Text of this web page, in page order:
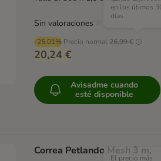
-25.01% Precio normal 26,99 €
en los útimos
días.
20,24 €
Sin valoraciones
Avisadme cuando
esté disponible
Correa Petlando Mesh 3 m,
El precio más